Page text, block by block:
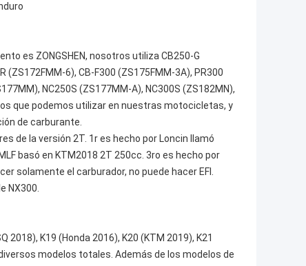
es ZONGSHEN, nosotros utiliza CB250-G
(ZS172FMM-6), CB-F300 (ZS175FMM-3A), PR300
NC250S (ZS177MM-A), NC300S (ZS182MN),
que podemos utilizar en nuestras motocicletas, y
de carburante.
de la versión 2T. 1r es hecho por Loncin llamó
basó en KTM2018 2T 250cc. 3ro es hecho por
solamente el carburador, no puede hacer EFI.
NX300.
2018), K19 (Honda 2016), K20 (KTM 2019), K21
diversos modelos totales. Además de los modelos de